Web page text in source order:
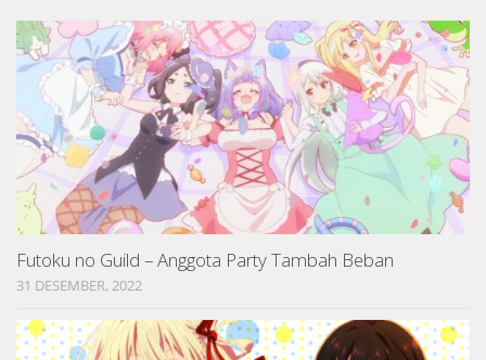
Futoku no Guild – Anggota Party Tambah Beban
31 DESEMBER, 2022